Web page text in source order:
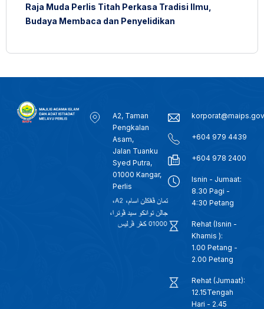
Raja Muda Perlis Titah Perkasa Tradisi Ilmu,
Budaya Membaca dan Penyelidikan
A2, Taman
Pengkalan
Asam,
Jalan Tuanku
Syed Putra,
01000 Kangar,
Perlis
+604 979 4439
+604 978 2400
Isnin - Jumaat:
8.30 Pagi -
4:30 Petang
Rehat (Isnin -
Khamis ):
1.00 Petang -
2.00 Petang
Rehat (Jumaat):
12.15Tengah
Hari - 2.45